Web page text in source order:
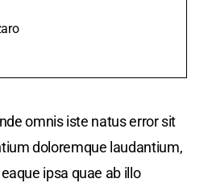
omnis iste natus error sit
doloremque laudantium,
ipsa quae ab illo